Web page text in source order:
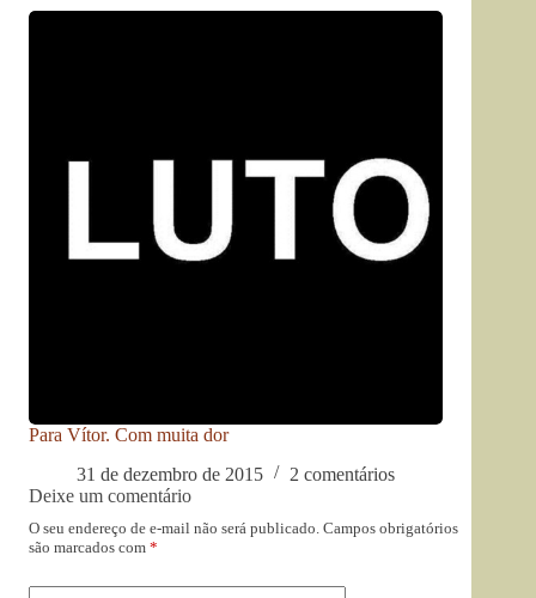
Para Vítor. Com muita dor
31 de dezembro de 2015
2 comentários
Deixe um comentário
O seu endereço de e-mail não será publicado. Campos obrigatórios
são marcados com *